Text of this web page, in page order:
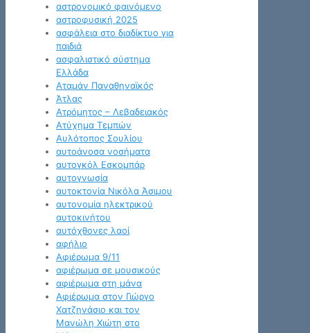
αστρονομικό φαινόμενο
αστροφυσική 2025
ασφάλεια στο διαδίκτυο για
παιδιά
ασφαλιστικό σύστημα
Ελλάδα
Αταμάν Παναθηναϊκός
Άτλας
Ατρόμητος – Λεβαδειακός
Ατύχημα Τεμπών
Αυλότοπος Σουλίου
αυτοάνοσα νοσήματα
αυτογκόλ Εσκομπάρ
αυτογνωσία
αυτοκτονία Νικόλα Άσιμου
αυτονομία ηλεκτρικού
αυτοκινήτου
αυτόχθονες λαοί
αφήλιο
Αφιέρωμα 9/11
αφιέρωμα σε μουσικούς
αφιέρωμα στη μάνα
Αφιέρωμα στον Γιώργο
Χατζηνάσιο και τον
Μανώλη Χιώτη στο